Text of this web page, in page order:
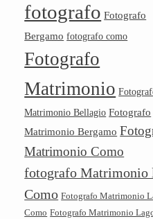
fotografo Fotografo
Bergamo fotografo como
Fotografo
Matrimonio
Matrimonio Bellagio Fotografo
Matrimonio Bergamo
Matrimonio Como
fotografo Matrimonio
Como Fotografo Matrimonio
Como Fotografo Matrimonio